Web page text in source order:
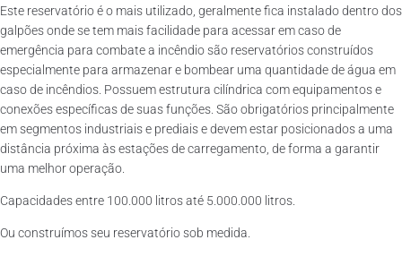
Este reservatório é o mais utilizado, geralmente fica instalado dentro dos
galpões onde se tem mais facilidade para acessar em caso de
emergência para combate a incêndio são reservatórios construídos
especialmente para armazenar e bombear uma quantidade de água em
caso de incêndios. Possuem estrutura cilíndrica com equipamentos e
conexões específicas de suas funções. São obrigatórios principalmente
em segmentos industriais e prediais e devem estar posicionados a uma
distância próxima às estações de carregamento, de forma a garantir
uma melhor operação.
Capacidades entre 100.000 litros até 5.000.000 litros.
Ou construímos seu reservatório sob medida.